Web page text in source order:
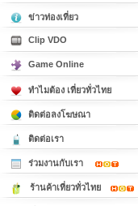
ข่าวท่องเที่ยว
Clip VDO
Game Online
ทำไมต้อง เที่ยวทั่วไทย
ติดต่อลงโฆษณา
ติดต่อเรา
ร่วมงานกับเรา
ร้านค้าเที่ยวทั่วไทย